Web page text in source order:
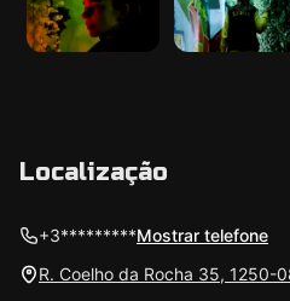
Localização
+3*********Mostrar telefone
R. Coelho da Rocha 35, 1250-